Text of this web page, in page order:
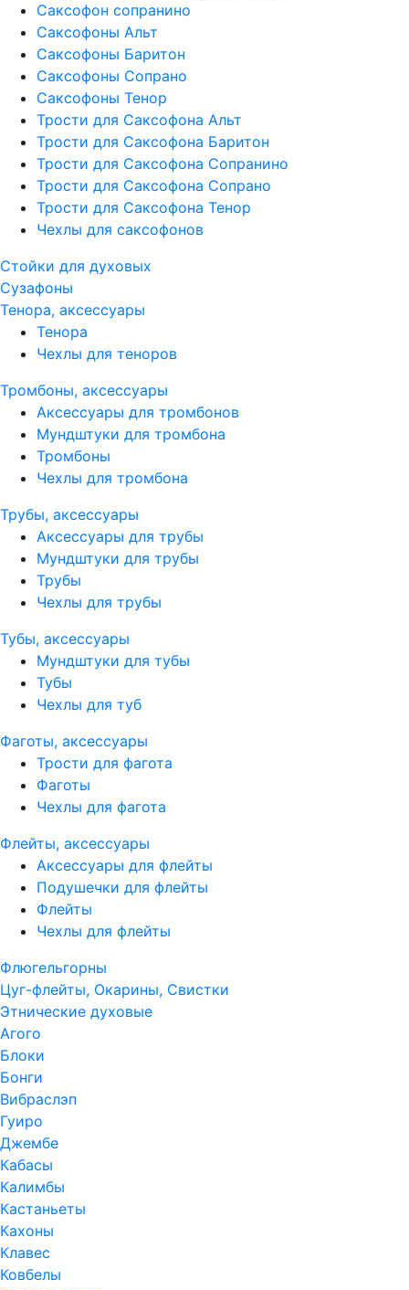
Саксофон сопранино
Саксофоны Альт
Саксофоны Баритон
Саксофоны Сопрано
Саксофоны Тенор
Трости для Саксофона Альт
Трости для Саксофона Баритон
Трости для Саксофона Сопранино
Трости для Саксофона Сопрано
Трости для Саксофона Тенор
Чехлы для саксофонов
Стойки для духовых
Сузафоны
Тенора, аксессуары
Тенора
Чехлы для теноров
Тромбоны, аксессуары
Аксессуары для тромбонов
Мундштуки для тромбона
Тромбоны
Чехлы для тромбона
Трубы, аксессуары
Аксессуары для трубы
Мундштуки для трубы
Трубы
Чехлы для трубы
Тубы, аксессуары
Мундштуки для тубы
Тубы
Чехлы для туб
Фаготы, аксессуары
Трости для фагота
Фаготы
Чехлы для фагота
Флейты, аксессуары
Аксессуары для флейты
Подушечки для флейты
Флейты
Чехлы для флейты
Флюгельгорны
Цуг-флейты, Окарины, Свистки
Этнические духовые
Агого
Блоки
Бонги
Вибраслэп
Гуиро
Джембе
Кабасы
Калимбы
Кастаньеты
Кахоны
Клавес
Ковбелы